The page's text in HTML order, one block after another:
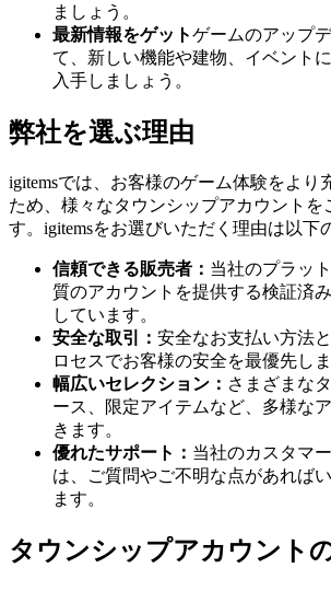
ましょう。
最新情報をゲットゲームのアップ
て、新しい機能や建物、イベント
入手しましょう。
弊社を選ぶ理由
igitemsでは、お客様のゲーム体験をより
ため、様々なタウンシップアカウントを
す。igitemsをお選びいただく理由は以下
信頼できる販売者： 当社のプラッ
質のアカウントを提供する検証済
しています。
安全な取引： 安全なお支払い方法
ロセスでお客様の安全を最優先しま
幅広いセレクション： さまざまな
ース、限定アイテムなど、多様な
きます。
優れたサポート： 当社のカスタマ
は、ご質問やご不明な点があれば
ます。
タウンシップアカウント